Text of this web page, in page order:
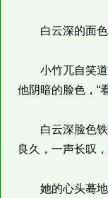
白云深的面色
小竹兀自笑道
他阴暗的脸色，“
白云深脸色铁
良久，一声长叹
她的心头蓦地